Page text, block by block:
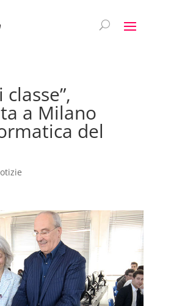
classe”,
a Milano
del